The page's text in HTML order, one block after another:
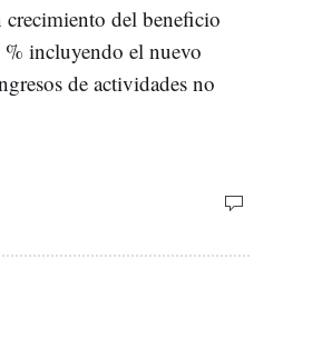
del beneficio
incluyendo el nuevo
de actividades no